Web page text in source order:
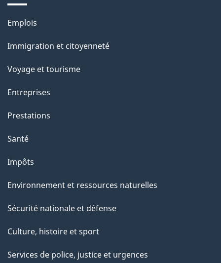
e
Thèmes
sujets
Emplois
Immigration et citoyenneté
Voyage et tourisme
Entreprises
Prestations
Santé
Impôts
Environnement et ressources naturelles
Sécurité nationale et défense
Culture, histoire et sport
Services de police, justice et urgences